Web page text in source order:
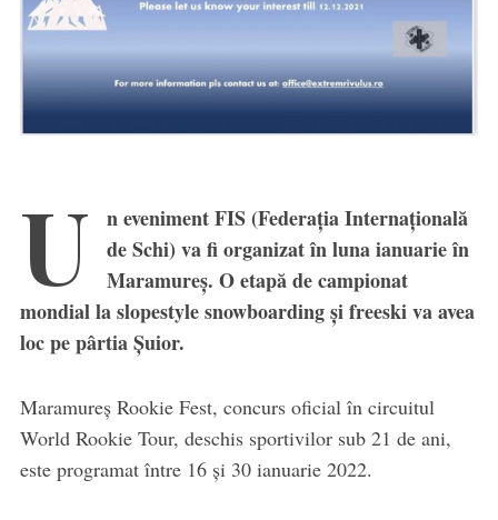
U
n eveniment FIS (Federația Internațională
de Schi) va fi organizat în luna ianuarie în
Maramureș. O etapă de campionat
mondial la slopestyle snowboarding și freeski va avea
loc pe pârtia Șuior.
Maramureș Rookie Fest, concurs oficial în circuitul
World Rookie Tour, deschis sportivilor sub 21 de ani,
este programat între 16 și 30 ianuarie 2022.